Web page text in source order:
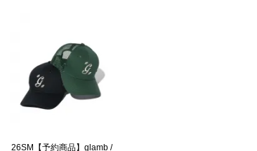
26SM【予約商品】glamb /